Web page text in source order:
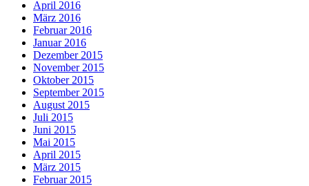
April 2016
März 2016
Februar 2016
Januar 2016
Dezember 2015
November 2015
Oktober 2015
September 2015
August 2015
Juli 2015
Juni 2015
Mai 2015
April 2015
März 2015
Februar 2015